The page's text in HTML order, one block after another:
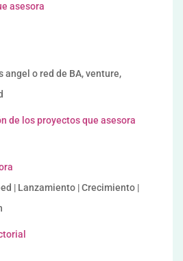
asesora
angel o red de BA, venture,
de los proyectos que asesora
| Lanzamiento | Crecimiento |